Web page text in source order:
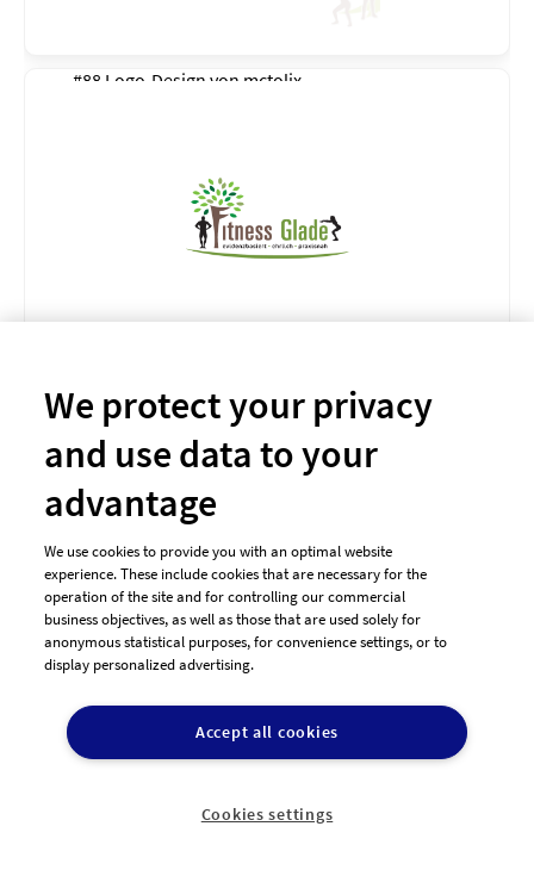
#88 Logo-Design von mctolix
#81 Logo-Design vonomdesign
#80 Logo-Design von
We protect your privacy
and use data to your
advantage
We use cookies to provide you with an optimal website
experience. These include cookies that are necessary for the
operation of the site and for controlling our commercial
business objectives, as well as those that are used solely for
anonymous statistical purposes, for convenience settings, or to
display personalized advertising.
Accept all cookies
Cookies settings